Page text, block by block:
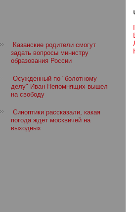
Казанские родители смогут
задать вопросы министру
образования России
Осужденный по "болотному
делу" Иван Непомнящих вышел
на свободу
Синоптики рассказали, какая
погода ждет москвичей на
выходных